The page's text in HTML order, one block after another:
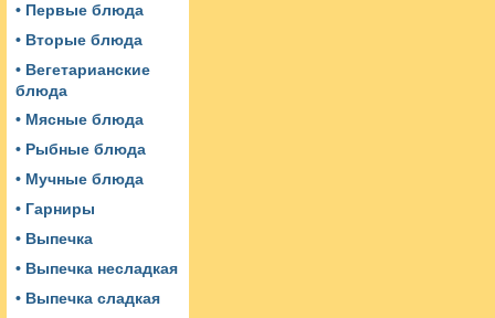
• Первые блюда
• Вторые блюда
• Вегетарианские
блюда
• Мясные блюда
• Рыбные блюда
• Мучные блюда
• Гарниры
• Выпечка
• Выпечка несладкая
• Выпечка сладкая